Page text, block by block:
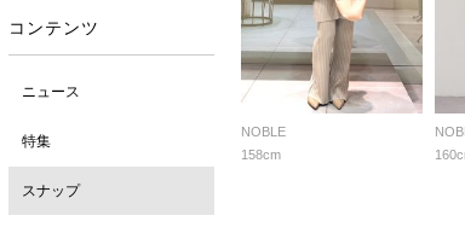
コンテンツ
ニュース
特集
スナップ
NOBLE
158cm